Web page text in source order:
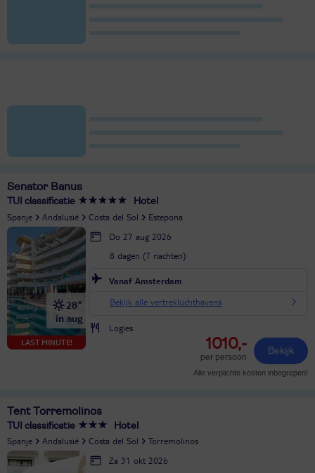
Senator Banus
TUI classificatie Hotel
Spanje Andalusië Costa del Sol Estepona
LAST MINUTE!
28°
in aug
Do 27 aug 2026
8 dagen (7 nachten)
Vanaf Amsterdam
Bekijk alle vertrekluchthavens
Logies
1010,-
per persoon
Bekijk
Alle verplichte kosten inbegrepen!
Tent Torremolinos
TUI classificatie Hotel
Spanje Andalusië Costa del Sol
Torremolinos
Za 31 okt 2026